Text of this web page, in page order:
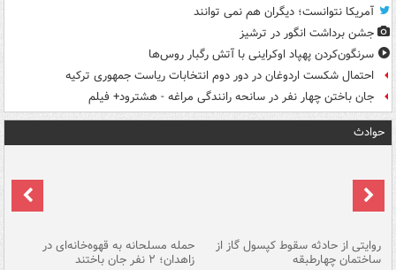
آمریکا نتوانست؛ دیگران هم نمی توانند
جشن برداشت انگور در ترشیز
سرنگون‌کردن پهپاد اوکراینی با آتش رگبار روس‌ها
احتمال شکست اردوغان در دور دوم انتخابات ریاست جمهوری ترکیه
جان باختن چهار نفر در سانحه رانندگی مراغه - هشترود+ فیلم
حوادث
روایتی از حادثه سقوط کپسول گاز از
ساختمان چهارطبقه
حمله مسلحانه به قهوه‌خانه‌ای در
زاهدان؛ ۲ نفر جان باختند